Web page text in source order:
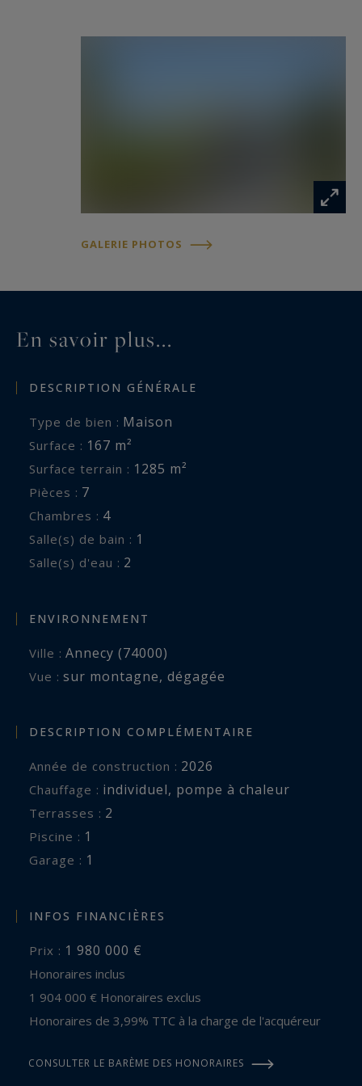
propriétés d’exception sur le bassin annécien,
GALERIE PHOTOS
En savoir plus...
DESCRIPTION GÉNÉRALE
Type de bien : Maison
Surface : 167 m²
Surface terrain : 1285 m²
Pièces : 7
Chambres : 4
Salle(s) de bain : 1
Salle(s) d'eau : 2
ENVIRONNEMENT
Ville : Annecy (74000)
Vue : sur montagne, dégagée
DESCRIPTION COMPLÉMENTAIRE
Année de construction : 2026
Chauffage : individuel, pompe à chaleur
terrasses : 2
piscine : 1
garage : 1
INFOS FINANCIÈRES
Prix : 1 980 000 €
Honoraires inclus
1 904 000 € Honoraires exclus
Honoraires de 3,99% TTC à la charge de l'acquéreur
CONSULTER LE BARÈME DES HONORAIRES